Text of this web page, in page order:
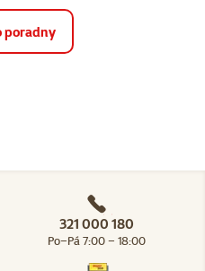
poradny
321 000 180
Po–Pá 7:00 – 18:00